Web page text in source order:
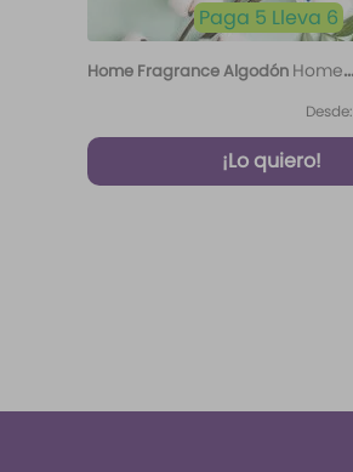
Paga 5 Lleva 6
Home Fragrance Algodón Home
Desde:
¡Lo quiero!